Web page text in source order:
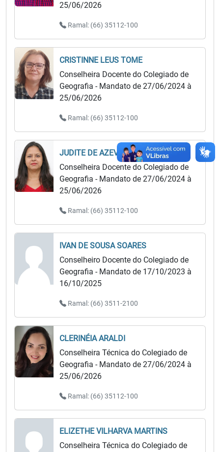
25/06/2026
Ramal: (66) 35112-100
CRISTINNE LEUS TOME
Conselheira Docente do Colegiado de
Geografia - Mandato de 27/06/2024 à
25/06/2026
Ramal: (66) 35112-100
JUDITE DE AZEVEDO DO CARMO
Conselheira Docente do Colegiado de
Geografia - Mandato de 27/06/2024 à
25/06/2026
Ramal: (66) 35112-100
IVAN DE SOUSA SOARES
Conselheiro Docente do Colegiado de
Geografia - Mandato de 17/10/2023 à
16/10/2025
Ramal: (66) 3511-2100
CLERINÉIA ARALDI
Conselheira Técnica do Colegiado de
Geografia - Mandato de 27/06/2024 à
25/06/2026
Ramal: (66) 35112-100
ELIZETHE VILHARVA MARTINS
Conselheira Técnica do Colegiado de